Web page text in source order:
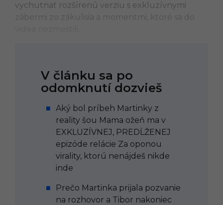
vychutnať rozšírenú verziu s exkluzívnymi
zábermi zo zákulisia a momentmi, ktoré sa do
V článku sa po
odomknutí dozvieš
Aký bol príbeh Martinky z
reality šou Mama ožeň ma v
EXKLUZÍVNEJ, PREDĹŽENEJ
epizóde relácie Za oponou
virality, ktorú nenájdeš nikde
inde
Prečo Martinka prijala pozvanie
na rozhovor a Tibor nakoniec